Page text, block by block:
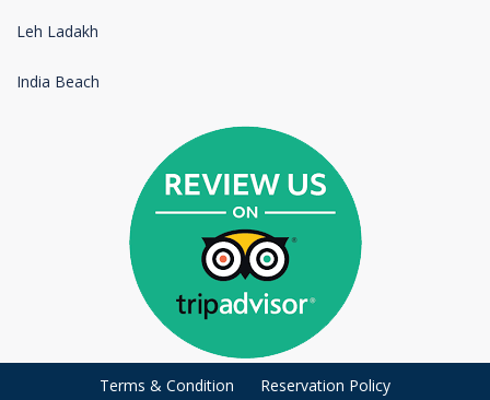
Leh Ladakh
India Beach
Terms & Condition Reservation Policy